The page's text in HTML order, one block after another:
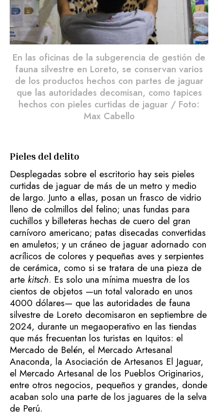
En las oficinas de la subgerencia de gestión de
fauna silvestre en Loreto, se conservan varios
de los productos hechos con partes de jaguar
que las autoridades decomisan, como tapices
hechos con pieles curtidas de jaguar / Foto:
Max Cabello
Pieles del delito
Desplegadas sobre el escritorio hay seis pieles
curtidas de jaguar de más de un metro y medio
de largo. Junto a ellas, posan un frasco de vidrio
lleno de colmillos del felino; unas fundas para
cuchillos y billeteras hechas de cuero del gran
carnívoro americano; patas disecadas convertidas
en amuletos; y un cráneo de jaguar adornado con
acrílicos de colores y pequeñas aves y serpientes
de cerámica, como si se tratara de una pieza de
arte kitsch. Es solo una mínima muestra de los
cientos de objetos —un total valorado en unos
4000 dólares— que las autoridades de fauna
silvestre de Loreto decomisaron en septiembre de
2024, durante un megaoperativo en las tiendas
que más frecuentan los turistas en Iquitos: el
Mercado de Belén, el Mercado Artesanal
Anaconda, la Asociación de Artesanos El Jaguar,
el Mercado Artesanal de los Pueblos Originarios,
entre otros negocios, pequeños y grandes, donde
acaban solo una parte de los jaguares de la selva
de Perú.